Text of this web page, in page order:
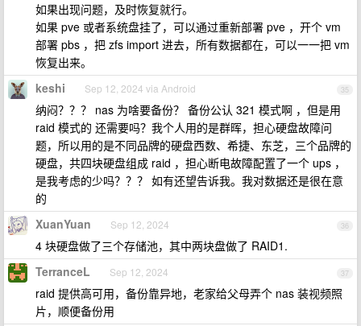
如果出现问题，及时恢复就行。
如果 pve 或者系统盘挂了，可以通过重新部署 pve ，开个 vm
部署 pbs ，把 zfs import 进去，所有数据都在，可以一一把 vm
恢复出来。
35
keshi Sep 12, 2024 via Android
纳闷？？？ nas 为啥要备份？ 备份公认 321 模式啊 ，但是用
raid 模式的 还需要吗？我个人用的是群晖，担心硬盘故障问
题，所以用的是不同品牌的硬盘西数、希捷、东芝，三个品牌的
硬盘，共四块硬盘组成 raid ，担心断电故障配置了一个 ups ，
是我考虑的少吗？？？ 如有还望告诉我。我对数据还是很在意
的
36
XuanYuan Sep 12, 2024
4 块硬盘做了三个存储池，其中两块盘做了 RAID1.
37
TerranceL Sep 12, 2024
raid 提供高可用，备份靠异地，老家给父母弄个 nas 装视频照
片，顺便备份用